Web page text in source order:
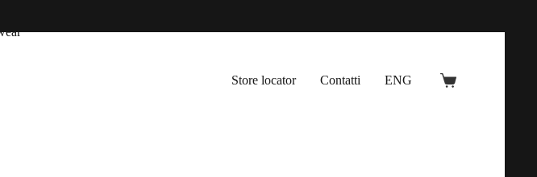
Store locator Contatti ENG Carrello